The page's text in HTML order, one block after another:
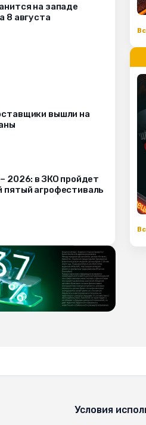
на западе
8 августа
вышли на
– 2026: в ЗКО пройдет
пятый агрофестиваль
Условия